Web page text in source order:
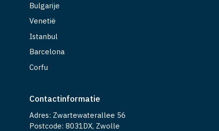
Bulgarije
Venetië
Istanbul
Barcelona
Corfu
Contactinformatie
Adres: Zwartewaterallee 56
Postcode: 8031DX, Zwolle